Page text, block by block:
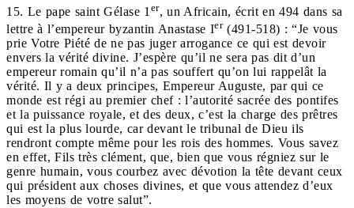
15. Le pape saint Gélase 1 er, un Africain, écrit en 494 dans sa
lettre à l’empereur byzantin Anastase Ier(491-518) : “Je vous
prie Votre Piété de ne pas juger arrogance ce qui est devoir
envers la vérité divine. J’espère qu’il ne sera pas dit d’un
empereur romain qu’il n’a pas souffert qu’on lui rappelât la
vérité. Il y a deux principes, Empereur Auguste, par qui ce
monde est régi au premier chef : l’autorité sacrée des pontifes
et la puissance royale, et des deux, c’est la charge des prêtres
qui est la plus lourde, car devant le tribunal de Dieu ils
rendront compte même pour les rois des hommes. Vous savez
en effet, Fils très clément, que, bien que vous régniez sur le
genre humain, vous courbez avec dévotion la tête devant ceux
qui président aux choses divines, et que vous attendez d’eux
les moyens de votre salut”.